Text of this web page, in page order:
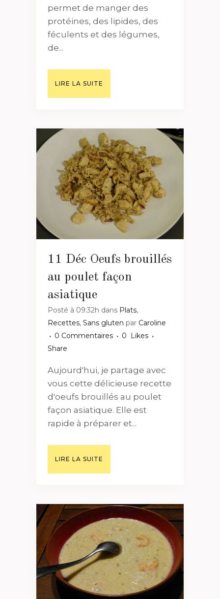
permet de manger des
protéines, des lipides, des
féculents et des légumes,
de...
LIRE LA SUITE
11 Déc Oeufs brouillés
au poulet façon
asiatique
Posté à 09:32h dans Plats,
Recettes, Sans gluten par Caroline
0 Commentaires
0
Likes
Share
Aujourd'hui, je partage avec
vous cette délicieuse recette
d'oeufs brouillés au poulet
façon asiatique. Elle est
rapide à préparer et...
LIRE LA SUITE